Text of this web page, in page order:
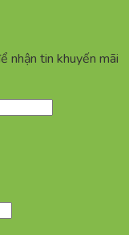
nhận tin khuyến mãi